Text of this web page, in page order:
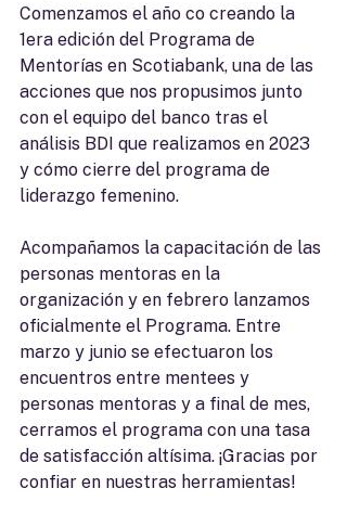
Comenzamos el año co creando la
1era edición del Programa de
Mentorías en Scotiabank, una de las
acciones que nos propusimos junto
con el equipo del banco tras el
análisis BDI que realizamos en 2023
y cómo cierre del programa de
liderazgo femenino.
Acompañamos la capacitación de las
personas mentoras en la
organización y en febrero lanzamos
oficialmente el Programa. Entre
marzo y junio se efectuaron los
encuentros entre mentees y
personas mentoras y a final de mes,
cerramos el programa con una tasa
de satisfacción altísima. ¡Gracias por
confiar en nuestras herramientas!